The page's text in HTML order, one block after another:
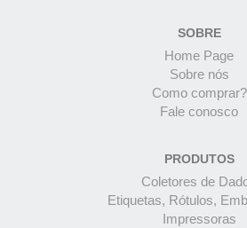
SOBRE
Home Page
Sobre nós
Como comprar?
Fale conosco
PRODUTOS
Coletores de
Etiquetas, Rótulos,
Impressoras